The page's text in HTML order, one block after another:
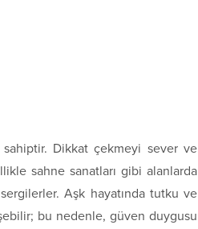
Dikkat çekmeyi sever ve
sahne sanatları gibi alanlarda
Aşk hayatında tutku ve
bu nedenle, güven duygusu